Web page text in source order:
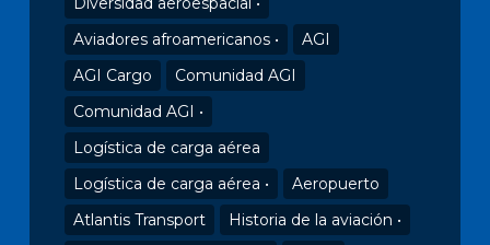
Aviadores afroamericanos •
AGI
AGI Cargo
Comunidad AGI
Comunidad AGI •
Logística de carga aérea
Logística de carga aérea •
Aeropuerto
Atlantis Transport
Historia de la aviación •